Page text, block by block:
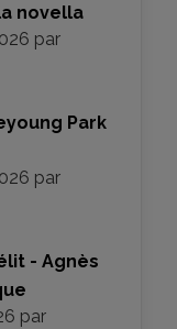
novella
par
Park
par
- Agnès
par